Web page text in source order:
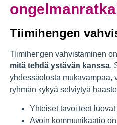
Tiimihengen
Tiimihengen vahvistaminen
mitä tehdä ystävän kanssa.
yhdessäolosta mukavampaa,
ryhmän kykyä selviytyä
Yhteiset tavoitteet
Avoin kommunikaatio